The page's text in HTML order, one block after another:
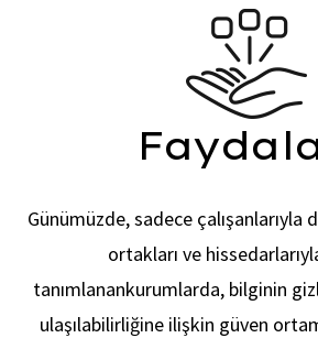
Günümüzde, sadece çalışanlarıyla
ortakları ve
tanımlanankurumlarda, bilginin
ulaşılabilirliğine ilişkin güven